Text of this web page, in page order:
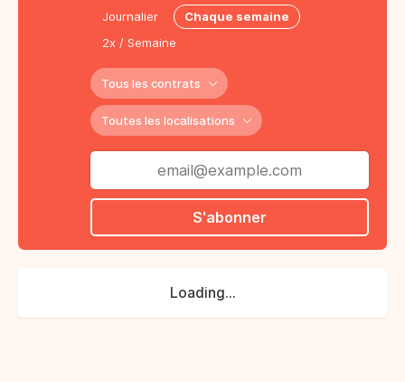
Journalier
Chaque semaine
2x / Semaine
Tous les contrats
Toutes les localisations
S'abonner
Loading...